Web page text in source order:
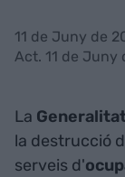
11 de Juny de
Act. 11 de Juny
La
la destrucció
serveis d'